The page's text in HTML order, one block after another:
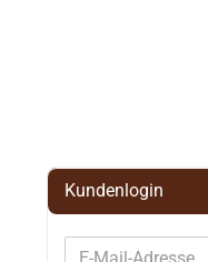
Kundenlogin